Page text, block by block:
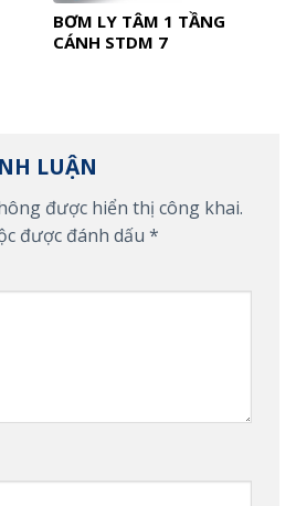
BƠM LY TÂM 1 TẦNG
CÁNH STDM 7
LUẬN
được hiển thị công khai.
được đánh dấu *